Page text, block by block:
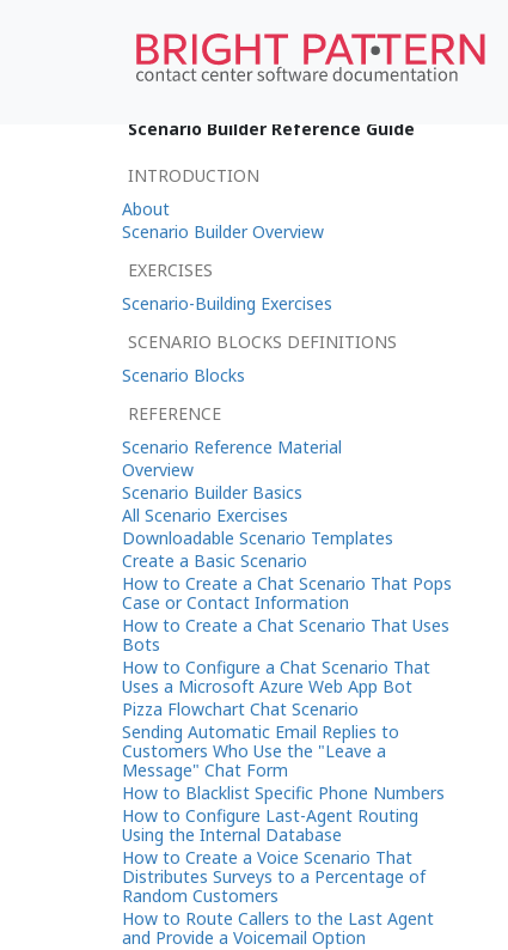
Scenario Builder Reference Guide
INTRODUCTION
About
Scenario Builder Overview
EXERCISES
Scenario-Building Exercises
SCENARIO BLOCKS DEFINITIONS
Scenario Blocks
REFERENCE
Scenario Reference Material
Overview
Scenario Builder Basics
All Scenario Exercises
Downloadable Scenario Templates
Create a Basic Scenario
How to Create a Chat Scenario That Pops
Case or Contact Information
How to Create a Chat Scenario That Uses
Bots
How to Configure a Chat Scenario That
Uses a Microsoft Azure Web App Bot
Pizza Flowchart Chat Scenario
Sending Automatic Email Replies to
Customers Who Use the "Leave a
Message" Chat Form
How to Blacklist Specific Phone Numbers
How to Configure Last-Agent Routing
Using the Internal Database
How to Create a Voice Scenario That
Distributes Surveys to a Percentage of
Random Customers
How to Route Callers to the Last Agent
and Provide a Voicemail Option